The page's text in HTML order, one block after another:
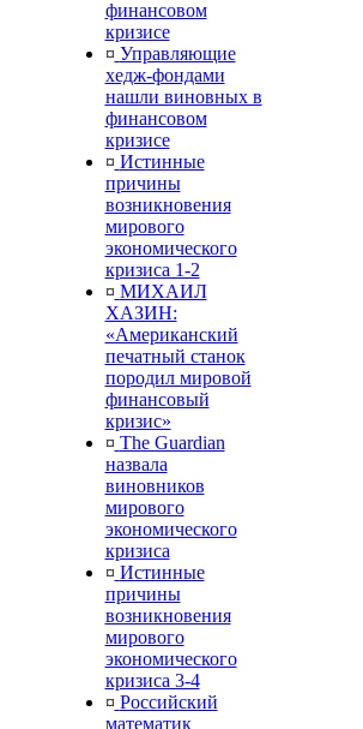
финансовом
кризисе
¤ Управляющие
хедж-фондами
нашли виновных в
финансовом
кризисе
¤ Истинные
причины
возникновения
мирового
экономического
кризиса 1-2
¤ МИХАИЛ
ХАЗИН:
«Американский
печатный станок
породил мировой
финансовый
кризис»
¤ The Guardian
назвала
виновников
мирового
экономического
кризиса
¤ Истинные
причины
возникновения
мирового
экономического
кризиса 3-4
¤ Российский
математик